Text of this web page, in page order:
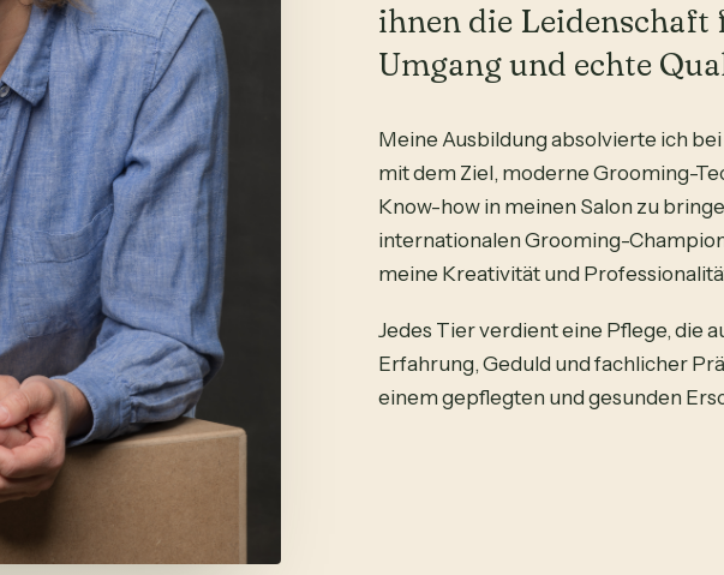
ihnen die
Umgang und echte
Meine Ausbildung absolvierte ich
mit dem Ziel, moderne Grooming-
Know-how in meinen Salon zu
internationalen Grooming-
meine Kreativität und
Jedes Tier verdient eine Pflege, die
Erfahrung, Geduld und fachlicher
einem gepflegten und gesunden